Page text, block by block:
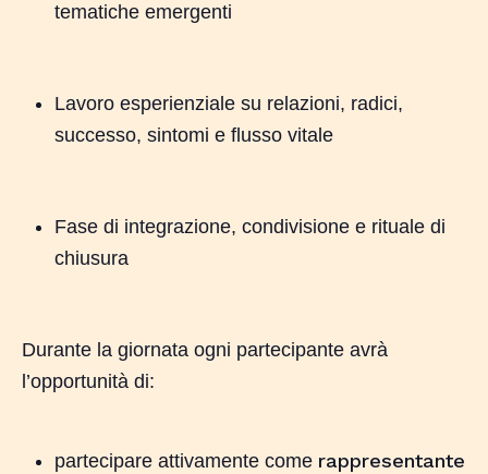
tematiche emergenti
Lavoro esperienziale su relazioni, radici,
successo, sintomi e flusso vitale
Fase di integrazione, condivisione e rituale di
chiusura
Durante la giornata ogni partecipante avrà
l’opportunità di:
partecipare attivamente come rappresentante